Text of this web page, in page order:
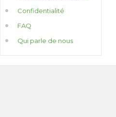
Confidentialité
FAQ
Qui parle de nous